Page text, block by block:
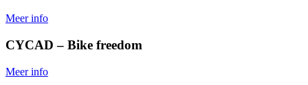
Meer info
CYCAD – Bike freedom
Meer info